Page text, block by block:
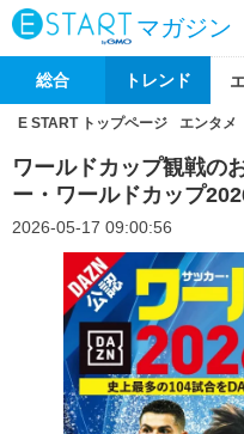
マガジン
総合 トレンド
E START トップページ エンタメ
ワールドカップ観戦の
ー・ワールドカップ
2026-05-17 09:00:56